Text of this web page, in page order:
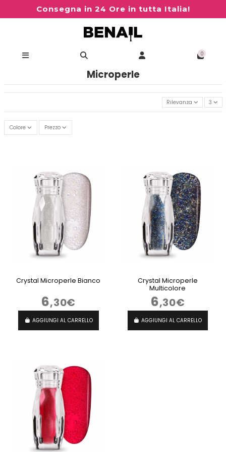
Consegna in 24 Ore in tutta Italia!
0
Microperle
Rilevanza 3
Colore Prezzo
Crystal Microperle Bianco
6,30€
AGGIUNGI AL CARRELLO
Crystal Microperle
Multicolore
6,30€
AGGIUNGI AL CARRELLO